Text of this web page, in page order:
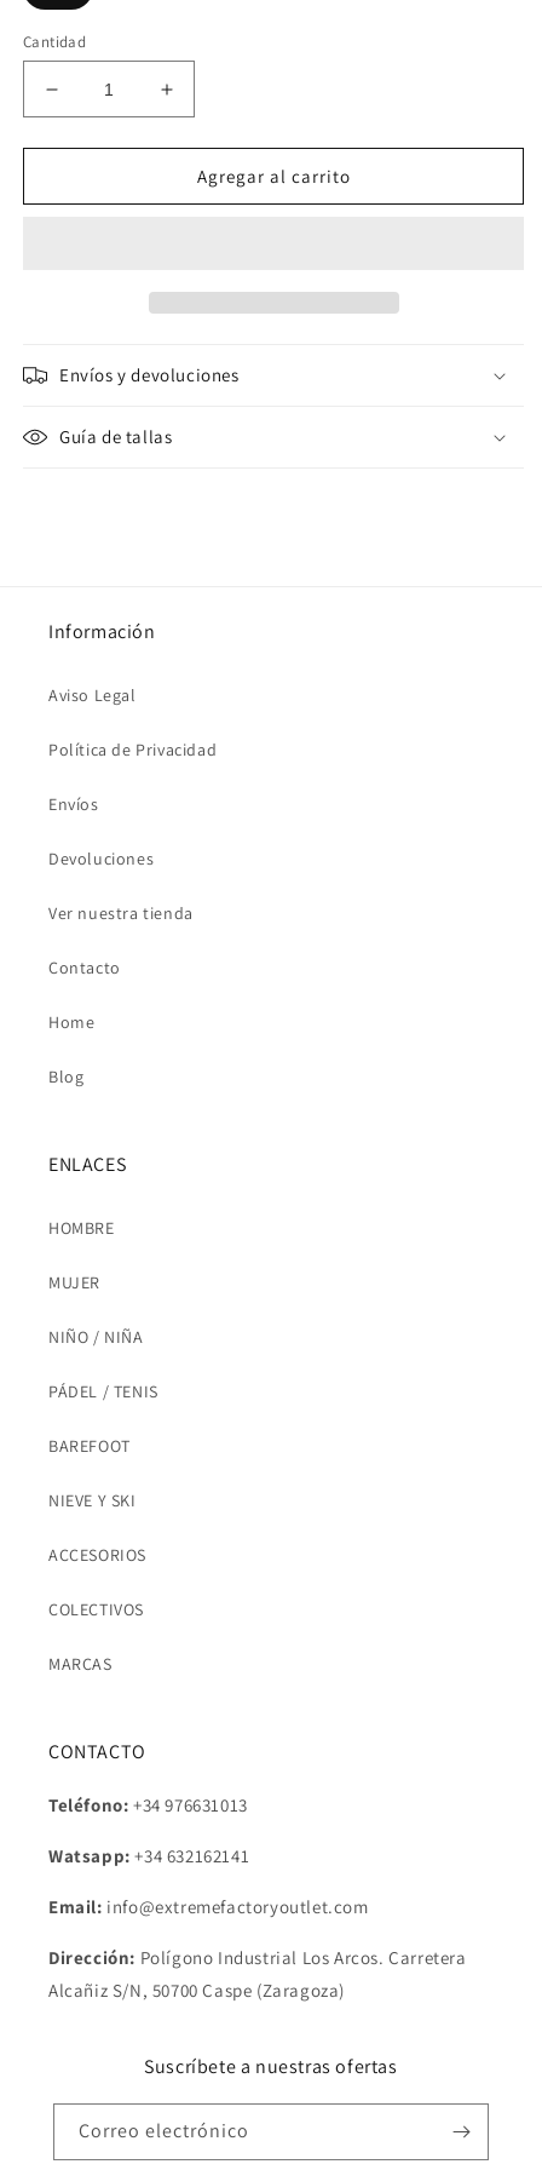
Cantidad
Reducir
cantidad
para
mujer
Aumentar
cantidad
para
Chándal
mujer
Agregar al carrito
Envíos y devoluciones
Guía de tallas
Información
Aviso Legal
Política de Privacidad
Envíos
Devoluciones
Ver nuestra tienda
Contacto
Home
Blog
ENLACES
HOMBRE
MUJER
NIÑO / NIÑA
PÁDEL / TENIS
BAREFOOT
NIEVE Y SKI
ACCESORIOS
COLECTIVOS
MARCAS
CONTACTO
Teléfono: +34 976631013
Watsapp:+34 632162141
Email: info@extremefactoryoutlet.com
Dirección: Polígono Industrial Los Arcos. Carretera
Alcañiz S/N, 50700 Caspe (Zaragoza)
Suscríbete a nuestras ofertas
Correo electrónico